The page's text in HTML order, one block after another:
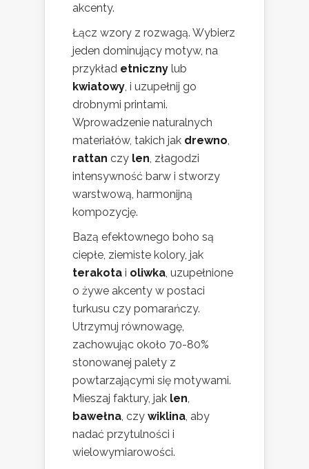
akcenty.
Łącz wzory z rozwagą. Wybierz
jeden dominujący motyw, na
przykład etniczny lub
kwiatowy, i uzupełnij go
drobnymi printami.
Wprowadzenie naturalnych
materiałów, takich jak drewno,
rattan czy len, złagodzi
intensywność barw i stworzy
warstwową, harmonijną
kompozycję.
Bazą efektownego boho są
ciepłe, ziemiste kolory, jak
terakota i oliwka, uzupełnione
o żywe akcenty w postaci
turkusu czy pomarańczy.
Utrzymuj równowagę,
zachowując około 70-80%
stonowanej palety z
powtarzającymi się motywami.
Mieszaj faktury, jak len,
bawełna, czy wiklina, aby
nadać przytulności i
wielowymiarowości.